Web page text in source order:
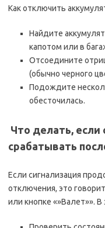
Как отключить
Найдите
капотом или в
Отсоедините
(обычно черного
Подождите
обесточилась.
Что делать,
срабатывать
Если сигнализация
отключения, это
или кнопке «»Валет»».